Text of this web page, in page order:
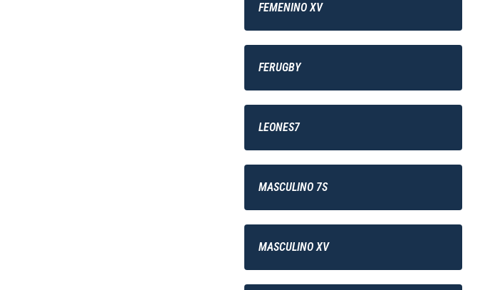
FEMENINO XV
FERUGBY
LEONES7
MASCULINO 7S
MASCULINO XV